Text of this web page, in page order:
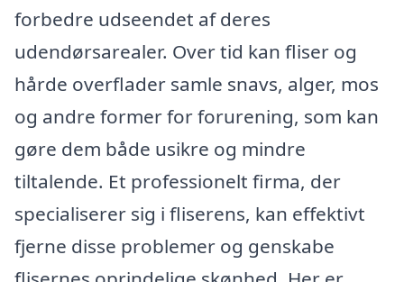
forbedre udseendet af deres
udendørsarealer. Over tid kan fliser og
hårde overflader samle snavs, alger, mos
og andre former for forurening, som kan
gøre dem både usikre og mindre
tiltalende. Et professionelt firma, der
specialiserer sig i fliserens, kan effektivt
fjerne disse problemer og genskabe